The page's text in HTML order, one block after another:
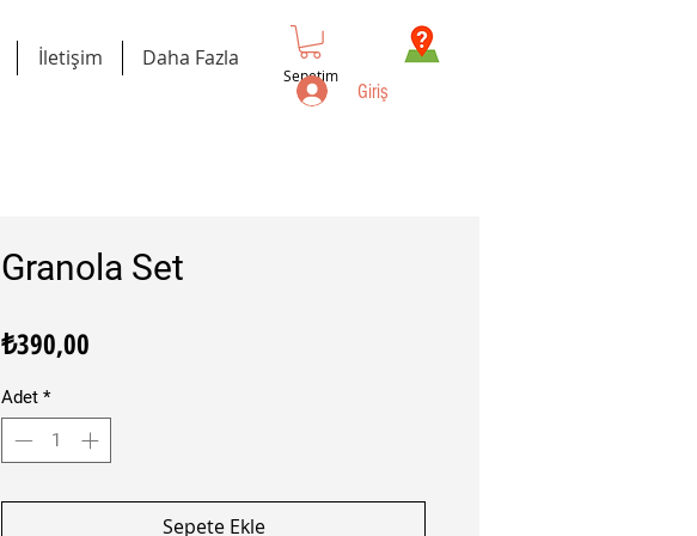
İletişim Daha Fazla
Sepetim
Giriş
Granola Set
₺390,00
Adet *
Sepete Ekle